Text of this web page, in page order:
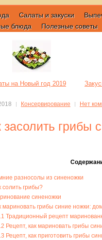
Салаты и закуски
блюда Полезные советы
на Новый год 2019
Консервирование Нет
засолить грибы
разносолы из синеножки
солить грибы?
синеножки
мариновать грибы синие ножки:
Традиционный рецепт
Рецепт, как мариновать грибы
Рецепт, как приготовить грибы